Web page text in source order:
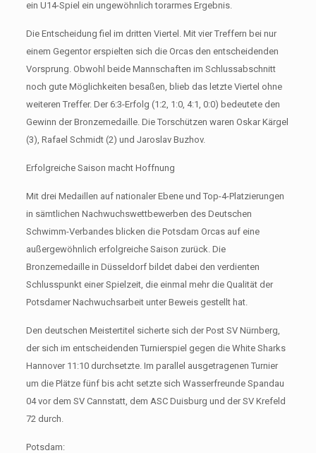
ein U14-Spiel ein ungewöhnlich torarmes Ergebnis.
Die Entscheidung fiel im dritten Viertel. Mit vier Treffern bei nur
einem Gegentor erspielten sich die Orcas den entscheidenden
Vorsprung. Obwohl beide Mannschaften im Schlussabschnitt
noch gute Möglichkeiten besaßen, blieb das letzte Viertel ohne
weiteren Treffer. Der 6:3-Erfolg (1:2, 1:0, 4:1, 0:0) bedeutete den
Gewinn der Bronzemedaille. Die Torschützen waren Oskar Kärgel
(3), Rafael Schmidt (2) und Jaroslav Buzhov.
Erfolgreiche Saison macht Hoffnung
Mit drei Medaillen auf nationaler Ebene und Top-4-Platzierungen
in sämtlichen Nachwuchswettbewerben des Deutschen
Schwimm-Verbandes blicken die Potsdam Orcas auf eine
außergewöhnlich erfolgreiche Saison zurück. Die
Bronzemedaille in Düsseldorf bildet dabei den verdienten
Schlusspunkt einer Spielzeit, die einmal mehr die Qualität der
Potsdamer Nachwuchsarbeit unter Beweis gestellt hat.
Den deutschen Meistertitel sicherte sich der Post SV Nürnberg,
der sich im entscheidenden Turnierspiel gegen die White Sharks
Hannover 11:10 durchsetzte. Im parallel ausgetragenen Turnier
um die Plätze fünf bis acht setzte sich Wasserfreunde Spandau
04 vor dem SV Cannstatt, dem ASC Duisburg und der SV Krefeld
72 durch.
Potsdam: